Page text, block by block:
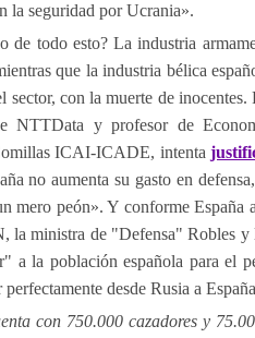
la seguridad por Ucrania».
de todo esto? La industria
que la industria bélica
sector, con la muerte de
NTTData y profesor de
ICAI-ICADE, intenta
no aumenta su gasto en
mero peón». Y conforme España
la ministra de "Defensa" Robles y
a la población española para el
perfectamente desde Rusia a
con 750.000 cazadores y